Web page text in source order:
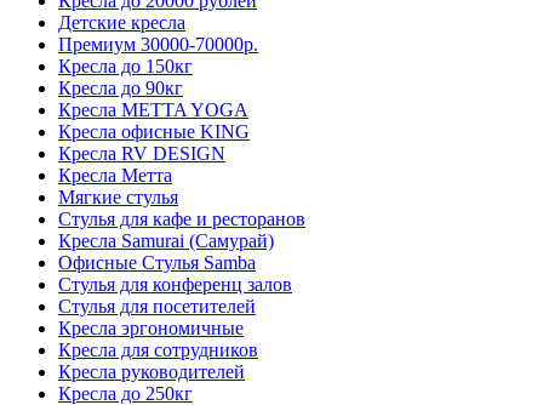
Детские кресла
Премиум 30000-70000р.
Кресла до 150кг
Кресла до 90кг
Кресла METTA YOGA
Кресла офисные KING
Кресла RV DESIGN
Кресла Метта
Мягкие стулья
Стулья для кафе и ресторанов
Кресла Samurai (Самурай)
Офисные Стулья Samba
Стулья для конференц залов
Стулья для посетителей
Кресла эргономичные
Кресла для сотрудников
Кресла руководителей
Кресла до 250кг